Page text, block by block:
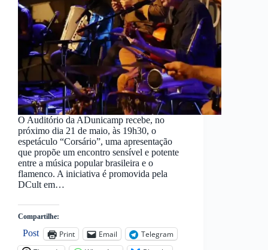
O Auditório da ADunicamp recebe, no
próximo dia 21 de maio, às 19h30, o
espetáculo “Corsário”, uma apresentação
que propõe um encontro sensível e potente
entre a música popular brasileira e o
flamenco. A iniciativa é promovida pela
DCult em…
Compartilhe:
Post Print Email
Telegram